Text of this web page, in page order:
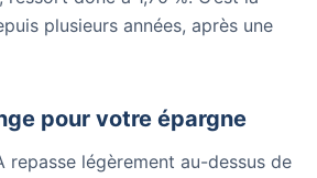
plusieurs années, après une
pour votre épargne
repasse légèrement au-dessus de